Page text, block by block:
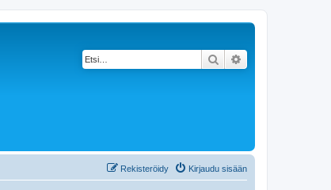
Etsi
Kirjaudu sisään
Rekisteröidy